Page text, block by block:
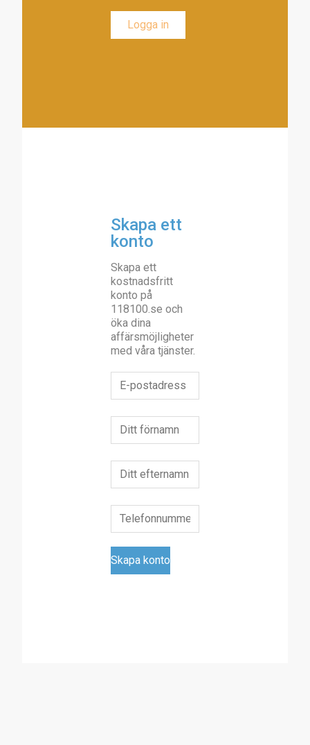
Skapa ett
konto
Skapa ett
kostnadsfritt
konto på
118100.se och
öka dina
affärsmöjligheter
med våra tjänster.